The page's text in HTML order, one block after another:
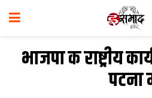
भाजपा क राष्ट्रीय
पटना